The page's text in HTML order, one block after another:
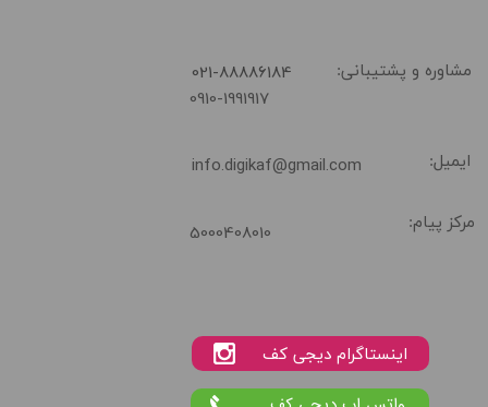
مشاوره و پشتیبانی: ​021-88886184
info.digikaf@gmail.com ایمیل:
مرکز پیام: 5000408010
0910-1991917